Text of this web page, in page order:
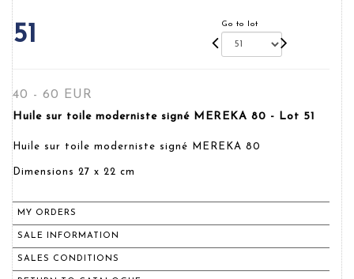
51 Go to lot
40 - 60 EUR
Huile sur toile moderniste signé MEREKA 80 - Lot 51
Huile sur toile moderniste signé MEREKA 80
Dimensions 27 x 22 cm
MY ORDERS
SALE INFORMATION
SALES CONDITIONS